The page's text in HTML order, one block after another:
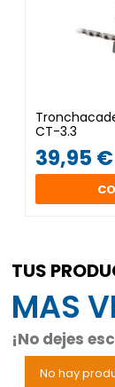
CT-3.3
39,95 €
TUS
MAS
¡No dejes
No hay